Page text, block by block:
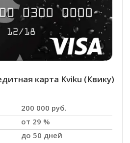
карта Kviku (Квику)
200 000 руб.
от 29 %
до 50 дней